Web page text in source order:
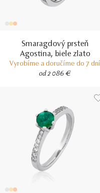
Smaragdový prsteň
Agostina, biele zlato
Vyrobíme a doručíme do 7 dní
od 2 086 €